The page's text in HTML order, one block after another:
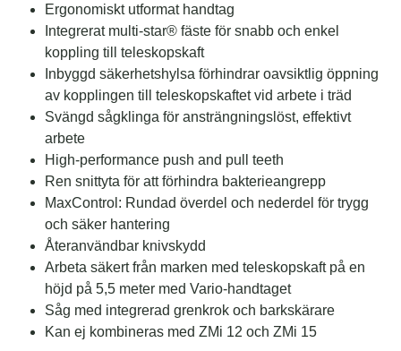
Ergonomiskt utformat handtag
Integrerat multi-star® fäste för snabb och enkel
koppling till teleskopskaft
Inbyggd säkerhetshylsa förhindrar oavsiktlig öppning
av kopplingen till teleskopskaftet vid arbete i träd
Svängd sågklinga för ansträngningslöst, effektivt
arbete
High-performance push and pull teeth
Ren snittyta för att förhindra bakterieangrepp
MaxControl: Rundad överdel och nederdel för trygg
och säker hantering
Återanvändbar knivskydd
Arbeta säkert från marken med teleskopskaft på en
höjd på 5,5 meter med Vario-handtaget
Såg med integrerad grenkrok och barkskärare
Kan ej kombineras med ZMi 12 och ZMi 15